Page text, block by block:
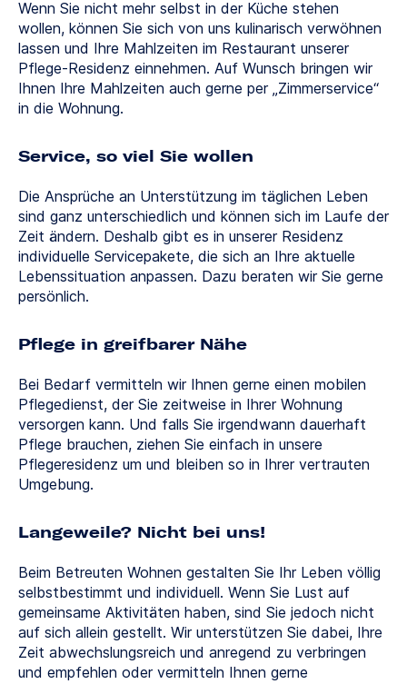
Wenn Sie nicht mehr selbst in der Küche stehen
wollen, können Sie sich von uns kulinarisch verwöhnen
lassen und Ihre Mahlzeiten im Restaurant unserer
Pflege-Residenz einnehmen. Auf Wunsch bringen wir
Ihnen Ihre Mahlzeiten auch gerne per „Zimmerservice“
in die Wohnung.
Service, so viel Sie wollen
Die Ansprüche an Unterstützung im täglichen Leben
sind ganz unterschiedlich und können sich im Laufe der
Zeit ändern. Deshalb gibt es in unserer Residenz
individuelle Servicepakete, die sich an Ihre aktuelle
Lebenssituation anpassen. Dazu beraten wir Sie gerne
persönlich.
Pflege in greifbarer Nähe
Bei Bedarf vermitteln wir Ihnen gerne einen mobilen
Pflegedienst, der Sie zeitweise in Ihrer Wohnung
versorgen kann. Und falls Sie irgendwann dauerhaft
Pflege brauchen, ziehen Sie einfach in unsere
Pflegeresidenz um und bleiben so in Ihrer vertrauten
Umgebung.
Langeweile? Nicht bei uns!
Beim Betreuten Wohnen gestalten Sie Ihr Leben völlig
selbstbestimmt und individuell. Wenn Sie Lust auf
gemeinsame Aktivitäten haben, sind Sie jedoch nicht
auf sich allein gestellt. Wir unterstützen Sie dabei, Ihre
Zeit abwechslungsreich und anregend zu verbringen
und empfehlen oder vermitteln Ihnen gerne